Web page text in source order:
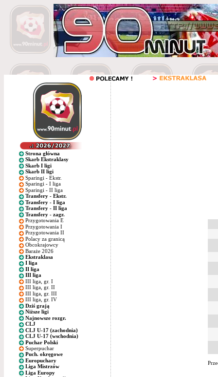
Strona główna
Skarb Ekstraklasy
Skarb I ligi
Skarb II ligi
Sparingi - Ekstr.
Sparingi - I liga
Sparingi - II liga
Transfery - Ekstr.
Transfery - I liga
Transfery - II liga
Transfery - zagr.
Przygotowania E
Przygotowania I
Przygotowania II
Polacy za granicą
Obcokrajowcy
Baraże 2026
Ekstraklasa
I liga
II liga
III liga
III liga, gr. I
III liga, gr. II
III liga, gr. III
III liga, gr. IV
Dziś grają
Niższe ligi
Najnowsze rozgr.
CLJ
CLJ U-17 (zachodnia)
CLJ U-17 (wschodnia)
Puchar Polski
Superpuchar
Puch. okręgowe
Europuchary
Liga Mistrzów
Liga Europy